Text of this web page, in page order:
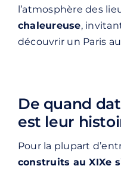
l’atmosphère des
chaleureuse,
découvrir un Paris
De quand
est leur
Pour la plupart
construits au XIXe